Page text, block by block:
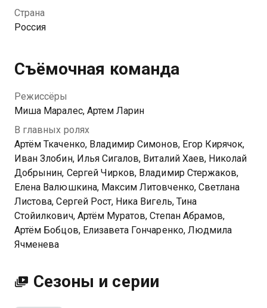
предстоит найти сбежавшего слона, стать мишенью
метательницы ножей и жертвой фокусника, летать
Страна
Россия
Съёмочная команда
Режиссёры
Миша Маралес, Артем Ларин
В главных ролях
Артём Ткаченко, Владимир Симонов, Егор Кирячок,
Иван Злобин, Илья Сигалов, Виталий Хаев, Николай
Добрынин, Сергей Чирков, Владимир Стержаков,
Елена Валюшкина, Максим Литовченко, Светлана
Листова, Сергей Рост, Ника Вигель, Тина
Стойилкович, Артём Муратов, Степан Абрамов,
Артём Бобцов, Елизавета Гончаренко, Людмила
Ячменева
Сезоны и серии